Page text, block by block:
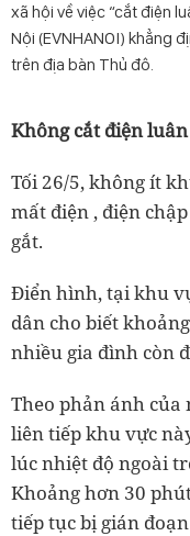
xã hội về việc “cắt điện
Nội (EVNHANOI) khẳng
trên địa bàn Thủ đô.
Không cắt điện
Tối 26/5, không ít
mất điện , điện
gắt.
Điển hình, tại khu
dân cho biết
nhiều gia đình còn
Theo phản ánh của
liên tiếp khu vực
lúc nhiệt độ ngoài
Khoảng hơn 30
tiếp tục bị gián